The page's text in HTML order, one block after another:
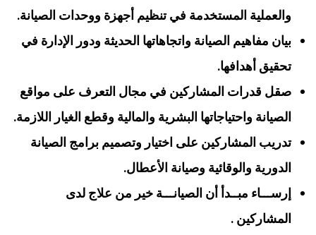
والعملية المستخدمة في تنظيم أجهزة ووحدات الصيانة.
بيان مفاهيم الصيانة واتجاهاتها الحديثة ودور الإدارة في
تحقيق أهدافها.
صقل قدرات المشاركين في مجال التعرف على مواقع
الصيانة واحتياجاتها البشرية والمالية وقطع الغيار اللازمة.
تدريب المشاركين على اختيار وتصميم برامج الصيانة
الدورية والوقائية وصيانة الأعطال.
إرســـاء مبــدأ أن الصيانـــة خير من علاج لدى
المشاركين .